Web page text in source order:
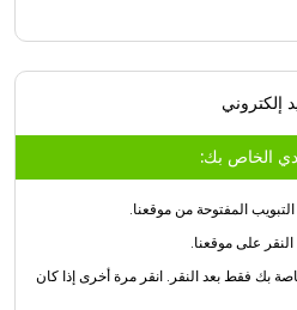
إلكتروني
الخاص بك:
المفتوحة من موقعنا.
على موقعنا.
بك فقط بعد النقر. انقر مرة أخرى إذا كان